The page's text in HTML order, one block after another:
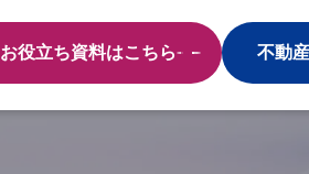
お役立ち資料はこちら 不動